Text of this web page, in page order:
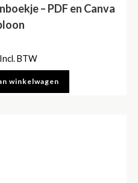
– PDF en Canva
Incl. BTW
winkelwagen